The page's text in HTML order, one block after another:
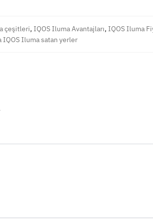
çeşitleri, IQOS Iluma Avantajları, IQOS Iluma
IQOS Iluma satan yerler